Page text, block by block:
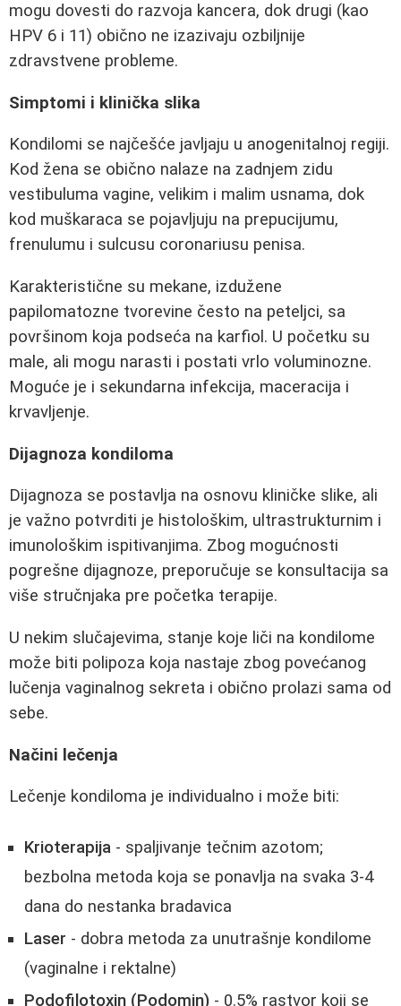
mogu dovesti do razvoja kancera, dok drugi (kao
HPV 6 i 11) obično ne izazivaju ozbiljnije
zdravstvene probleme.
Simptomi i klinička slika
Kondilomi se najčešće javljaju u anogenitalnoj regiji.
Kod žena se obično nalaze na zadnjem zidu
vestibuluma vagine, velikim i malim usnama, dok
kod muškaraca se pojavljuju na prepucijumu,
frenulumu i sulcusu coronariusu penisa.
Karakteristične su mekane, izdužene
papilomatozne tvorevine često na peteljci, sa
površinom koja podseća na karfiol. U početku su
male, ali mogu narasti i postati vrlo voluminozne.
Moguće je i sekundarna infekcija, maceracija i
krvavljenje.
Dijagnoza kondiloma
Dijagnoza se postavlja na osnovu kliničke slike, ali
je važno potvrditi je histološkim, ultrastrukturnim i
imunološkim ispitivanjima. Zbog mogućnosti
pogrešne dijagnoze, preporučuje se konsultacija sa
više stručnjaka pre početka terapije.
U nekim slučajevima, stanje koje liči na kondilome
može biti polipoza koja nastaje zbog povećanog
lučenja vaginalnog sekreta i obično prolazi sama od
sebe.
Načini lečenja
Lečenje kondiloma je individualno i može biti:
Krioterapija - spaljivanje tečnim azotom;
bezbolna metoda koja se ponavlja na svaka 3-4
dana do nestanka bradavica
Laser - dobra metoda za unutrašnje kondilome
(vaginalne i rektalne)
Podofilotoxin (Podomin) - 0.5% rastvor koji se